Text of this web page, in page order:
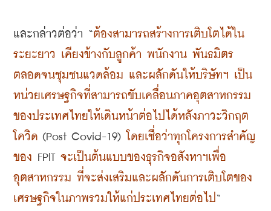
และกล่าวต่อว่า​ “ต้องสามารถสร้างการเติบโตได้ใน
ระยะยาว เคียงข้างกับลูกค้า พนักงาน พันธมิตร
ตลอดจนชุมชนแวดล้อม และผลักดันให้บริษัทฯ เป็น
หน่วยเศรษฐกิจที่สามารถขับเคลื่อนภาคอุตสาหกรรม
ของประเทศไทยให้เดินหน้าต่อไปได้หลังภาวะวิกฤต
โควิด (Post Covid-19) โดยเชื่อว่าทุกโครงการสำคัญ
ของ FPIT จะเป็นต้นแบบของธุรกิจอสังหาฯเพื่อ
อุตสาหกรรม ที่จะส่งเสริมและผลักดันการเติบโตของ
เศรษฐกิจในภาพรวมให้แก่ประเทศไทยต่อไป“